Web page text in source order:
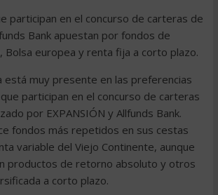
participan en el concurso de carteras de
Bank apuestan por fondos de
europea y renta fija a corto plazo.
está muy presente en las preferencias
participan en el concurso de carteras
por EXPANSIÓN y Allfunds Bank.
fondos más repetidos en sus cestas
variable del Viejo Continente, aunque
productos de retorno absoluto y otros
a corto plazo.